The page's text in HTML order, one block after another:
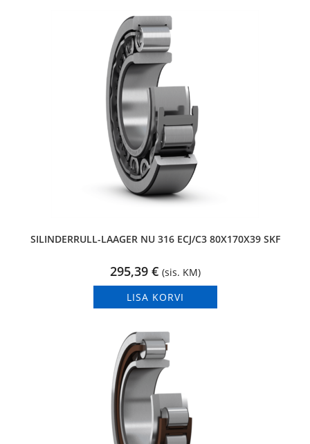
SILINDERRULL-LAAGER NU 316 ECJ/C3 80X170X39 SKF
295,39 € (sis. KM)
LISA KORVI